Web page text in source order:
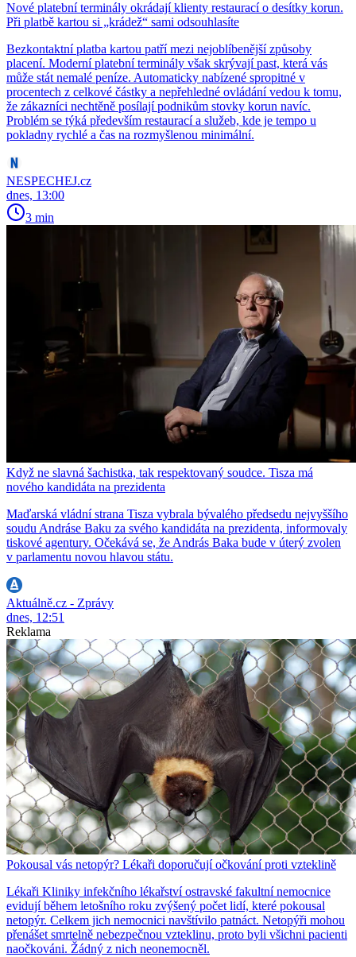
Nové platební terminály okrádají klienty restaurací o desítky korun.
Při platbě kartou si „krádež“ sami odsouhlasíte
Bezkontaktní platba kartou patří mezi nejoblíbenější způsoby
placení. Moderní platební terminály však skrývají past, která vás
může stát nemalé peníze. Automaticky nabízené spropitné v
procentech z celkové částky a nepřehledné ovládání vedou k tomu,
že zákazníci nechtěně posílají podnikům stovky korun navíc.
Problém se týká především restaurací a služeb, kde je tempo u
pokladny rychlé a čas na rozmyšlenou minimální.
NESPECHEJ.cz
dnes, 13:00
3 min
Když ne slavná šachistka, tak respektovaný soudce. Tisza má
nového kandidáta na prezidenta
Maďarská vládní strana Tisza vybrala bývalého předsedu nejvyššího
soudu Andráse Baku za svého kandidáta na prezidenta, informovaly
tiskové agentury. Očekává se, že András Baka bude v úterý zvolen
v parlamentu novou hlavou státu.
Aktuálně.cz - Zprávy
dnes, 12:51
Reklama
Pokousal vás netopýr? Lékaři doporučují očkování proti vzteklině
Lékaři Kliniky infekčního lékařství ostravské fakultní nemocnice
evidují během letošního roku zvýšený počet lidí, které pokousal
netopýr. Celkem jich nemocnici navštívilo patnáct. Netopýři mohou
přenášet smrtelně nebezpečnou vzteklinu, proto byli všichni pacienti
naočkováni. Žádný z nich neonemocněl.